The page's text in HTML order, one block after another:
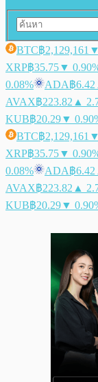
BTC฿2,129,161
XRP฿35.75▼
0.08%
ADA฿6.42
AVAX฿223.82 ▲
KUB฿20.29▼
BTC฿2,129,161
XRP฿35.75▼
0.08%
ADA฿6.42
AVAX฿223.82 ▲
KUB฿20.29▼